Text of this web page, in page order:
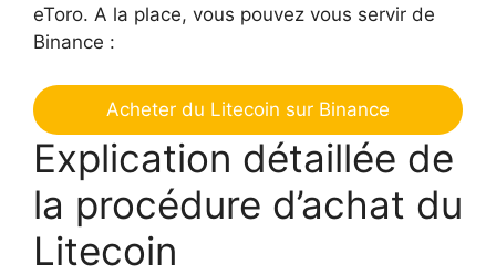
eToro. A la place, vous pouvez vous servir de
Binance :
Acheter du Litecoin sur Binance
Explication détaillée de
la procédure d’achat du
Litecoin